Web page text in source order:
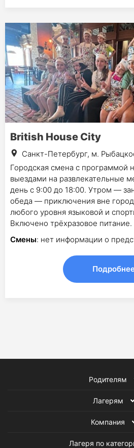
British House City
Санкт-Петербург, м.
Городская смена с программой
выездами на развлекательные
день с 9:00 до 18:00. Утром —
обеда — приключения вне
любого уровня языковой и
Включено трёхразовое питание.
Смены: нет информации о
Родителям
Лагерям
Компания
Лагеря по